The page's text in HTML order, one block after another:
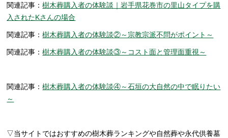
関連記事：樹木葬購入者の体験談｜岩手県花巻市の里山タイプを購
入されたKさんの場合
関連記事：樹木葬購入者の体験談②～宗教宗派不問がポイント～
関連記事：樹木葬購入者の体験談③～コスト面と管理面重視～
関連記事：樹木葬購入者の体験談④～石垣の大自然の中で眠りたい
～
▽当サイトではおすすめの樹木葬ランキングや自然葬や永代供養墓